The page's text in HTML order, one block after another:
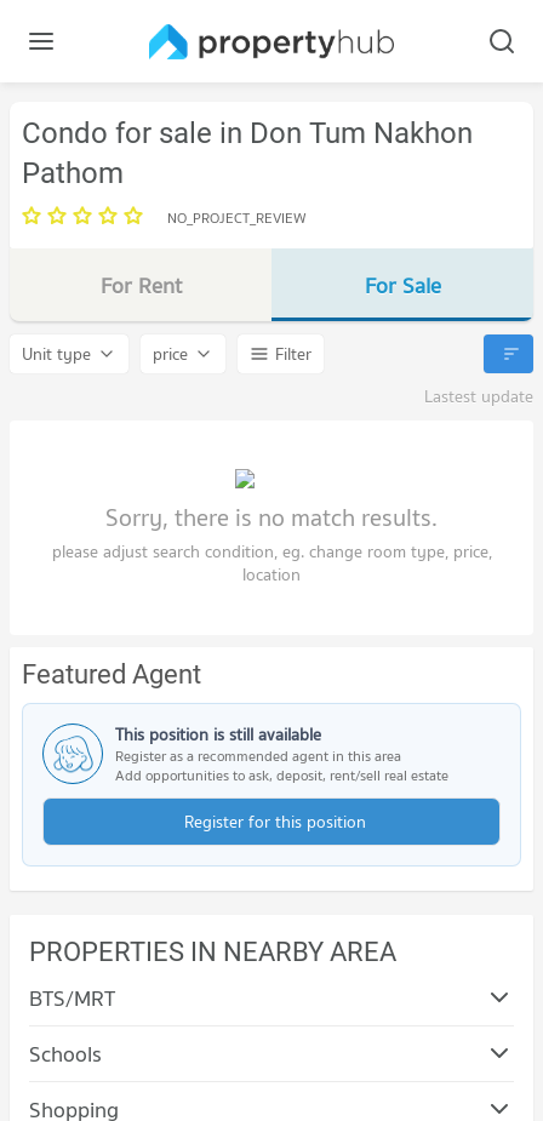
Condo for sale in Don Tum Nakhon
Pathom
NO_PROJECT_REVIEW
For Rent For Sale
Unit type price
Filter
Lastest update
Sorry, there is no match results.
please adjust search condition, eg. change room type, price,
location
Featured Agent
This position is still available
Register as a recommended agent in this area
Add opportunities to ask, deposit, rent/sell real estate
Register for this position
PROPERTIES IN NEARBY AREA
BTS/MRT
Schools
Shopping